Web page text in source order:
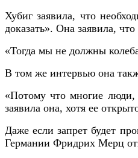
Хубиг заявила, что
доказать». Она заявила,
«Тогда мы не должны
В том же интервью она
«Потому что многие люди,
заявила она, хотя ее
Даже если запрет будет
Германии Фридрих Мерц